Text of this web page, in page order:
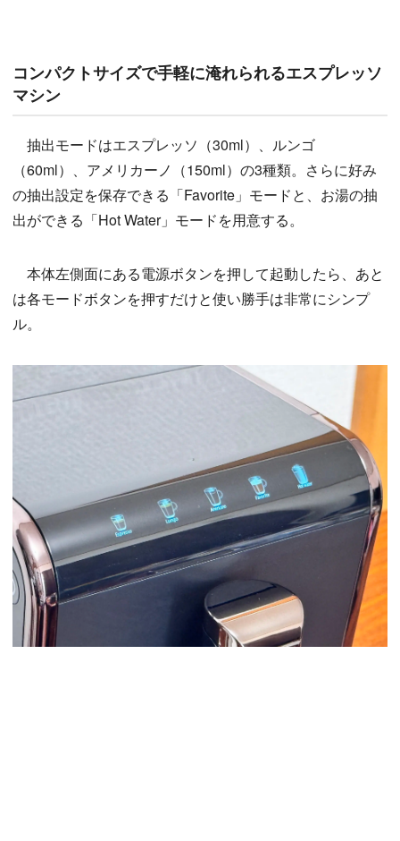
コンパクトサイズで手軽に淹れられるエスプレッソ
マシン
抽出モードはエスプレッソ（30ml）、ルンゴ
（60ml）、アメリカーノ（150ml）の3種類。さらに好み
の抽出設定を保存できる「Favorite」モードと、お湯の抽
出ができる「Hot Water」モードを用意する。
本体左側面にある電源ボタンを押して起動したら、あと
は各モードボタンを押すだけと使い勝手は非常にシンプ
ル。